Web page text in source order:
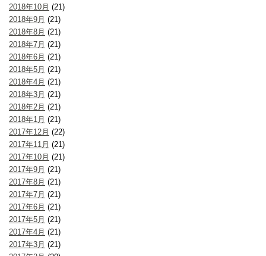
2018年10月 (21)
2018年9月 (21)
2018年8月 (21)
2018年7月 (21)
2018年6月 (21)
2018年5月 (21)
2018年4月 (21)
2018年3月 (21)
2018年2月 (21)
2018年1月 (21)
2017年12月 (22)
2017年11月 (21)
2017年10月 (21)
2017年9月 (21)
2017年8月 (21)
2017年7月 (21)
2017年6月 (21)
2017年5月 (21)
2017年4月 (21)
2017年3月 (21)